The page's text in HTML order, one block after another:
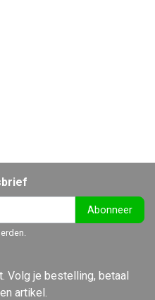
Abonneer
Volg je bestelling, betaal
artikel.